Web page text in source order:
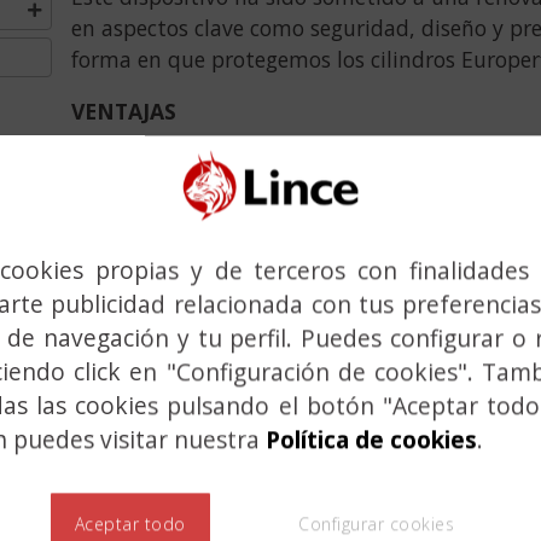
en aspectos clave como seguridad, diseño y
forma en que protegemos los cilindros
VENTAJAS
Las ventajas del Protector Antivandálico
MÁS SEGURIDAD.
El cilindro queda
DEFENSA CONTRA INTRUSOS.Actúa
impidiendo la introducción en el cilindro
palillos, silicona, papeles y más. El
completo desde el exterior.
ELIMINA OBSTÁCULOS.Gracias a su
cualquier cuerpo extraño depositado en
propias y de terceros con finalidades
publicidad relacionada con tus
navegación y tu perfil. Puedes configurar o
click en "Configuración de cookies".
las cookies pulsando el botón "Aceptar
puedes visitar nuestra Política de cookies.
Aceptar todo Configurar cookies